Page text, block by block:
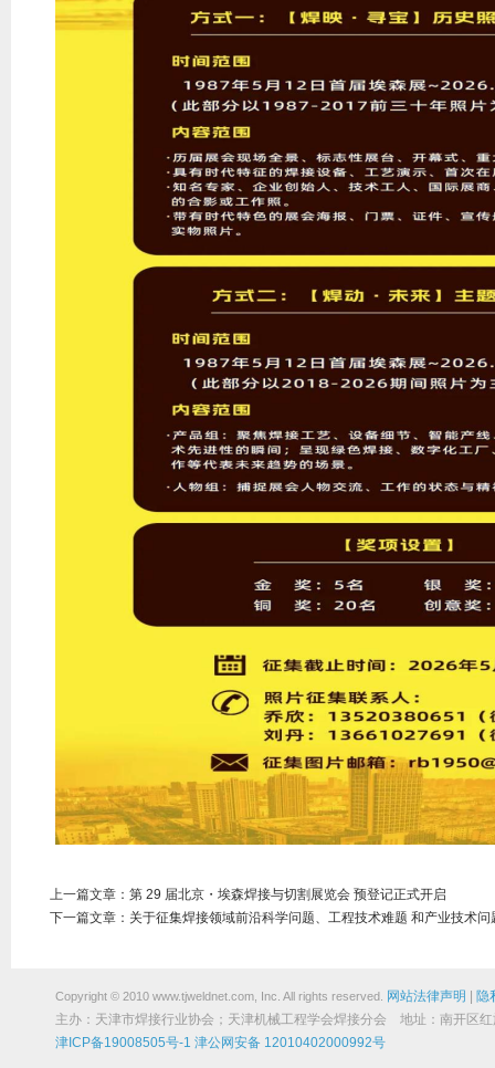
上一篇文章： 第 29 届北京・埃森焊接与切割展览会 预登记正式开启
下一篇文章： 关于征集焊接领域前沿科学问题、工程技术难题 和产业技术问
Copyright © 2010 www.tjweldnet.com, Inc. All rights reserved. 网站法律声明
隐
主办：天津市焊接行业协会；天津机械工程学会焊接分会 地址：南开
津ICP备19008505号-1 津公网安备 12010402000992号